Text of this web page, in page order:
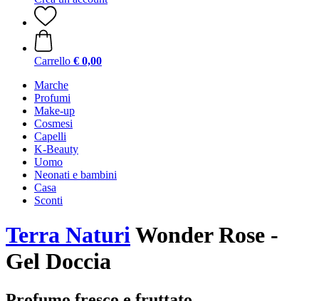
Carrello € 0,00
Marche
Profumi
Make-up
Cosmesi
Capelli
K-Beauty
Uomo
Neonati e bambini
Casa
Sconti
Terra NaturiWonder Rose -
Gel Doccia